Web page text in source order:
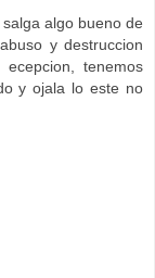
algo bueno de
y destruccion
tenemos
y ojala lo este no